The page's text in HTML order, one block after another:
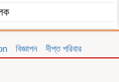
তোমরাই নেই”—উলুয়াইল
চাপে এক স্বর্ণ ব্যবসায়ীর
বিজ্ঞাপন দীপ্ত পরিবার